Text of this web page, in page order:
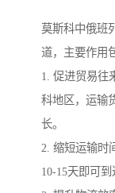
莫斯科中俄班
道，主要作用
1. 促进贸易往
科地区，运输
长。
2. 缩短运输时
10-15天即可